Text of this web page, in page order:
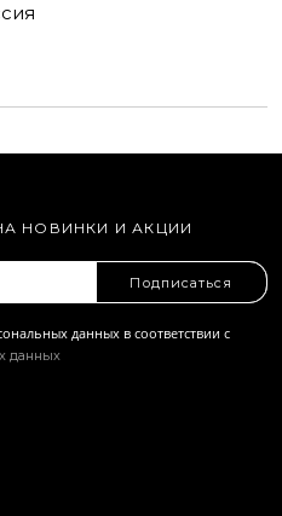
НОВИНКИ И АКЦИИ
Подписаться
данных в соответствии с
данных